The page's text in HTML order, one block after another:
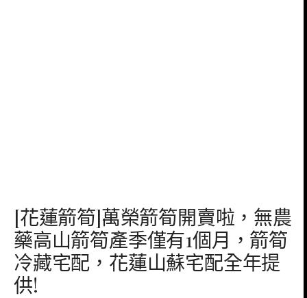
[花蓮箭筍]萬榮箭筍開賣啦，無農
藥高山箭筍產季僅有1個月，箭筍
冷藏宅配，花蓮山蘇宅配全年提
供!